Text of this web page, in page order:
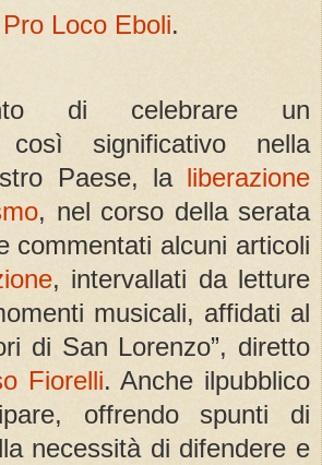
Pro Loco Eboli.
di celebrare un
così significativo nella
Paese, la liberazione
, nel corso della serata
commentati alcuni articoli
, intervallati da letture
musicali, affidati al
di San Lorenzo”, diretto
Fiorelli. Anche ilpubblico
offrendo spunti di
necessità di difendere e